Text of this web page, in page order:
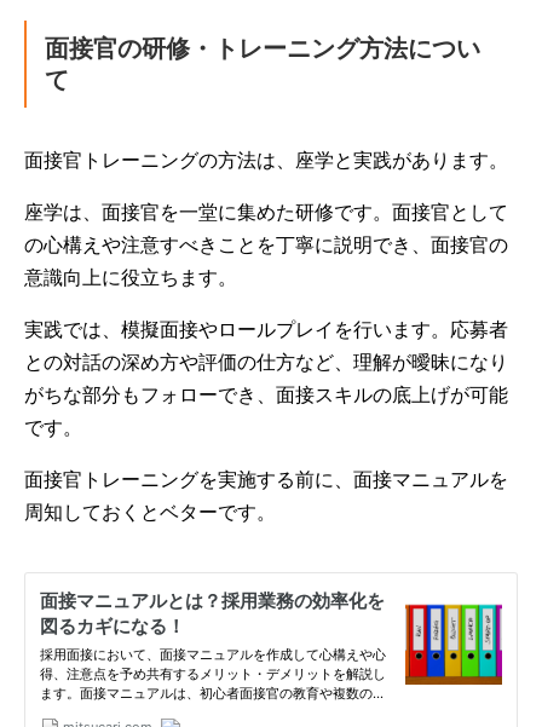
面接官の研修・トレーニング方法につい
て
面接官トレーニングの方法は、座学と実践があります。
座学は、面接官を一堂に集めた研修です。面接官として
の心構えや注意すべきことを丁寧に説明でき、面接官の
意識向上に役立ちます。
実践では、模擬面接やロールプレイを行います。応募者
との対話の深め方や評価の仕方など、理解が曖昧になり
がちな部分もフォローでき、面接スキルの底上げが可能
です。
面接官トレーニングを実施する前に、面接マニュアルを
周知しておくとベターです。